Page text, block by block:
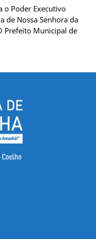
o Poder Executivo
de Nossa Senhora da
Prefeito Municipal de